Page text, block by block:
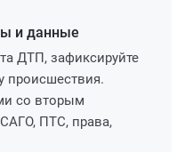
и данные
ДТП, зафиксируйте
происшествия.
со вторым
ПТС, права,